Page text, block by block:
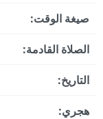
صيغة الوقت:
الصلاة القادمة:
التاريخ:
هجري: